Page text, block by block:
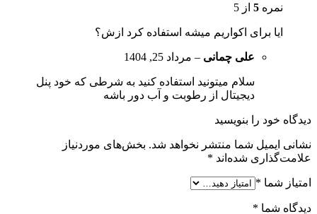
نمره 5 از 5
ایا برای اکواریم میشه استفاده کرد ازش؟
علی چمانی – مرداد 25, 1404
سلام میتونید استفاده کنید به شرطی که خود پنل
دیجیتال از رطوبت و آب دور باشه
دیدگاه خود را بنویسید
نشانی ایمیل شما منتشر نخواهد شد. بخش‌های موردنیاز
علامت‌گذاری شده‌اند *
امتیاز شما *
دیدگاه شما *